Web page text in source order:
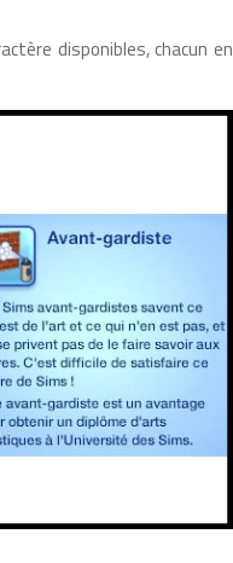
disponibles, chacun en